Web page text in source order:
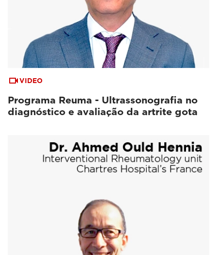
VIDEO
Programa Reuma - Ultrassonografia no
diagnóstico e avaliação da artrite gota